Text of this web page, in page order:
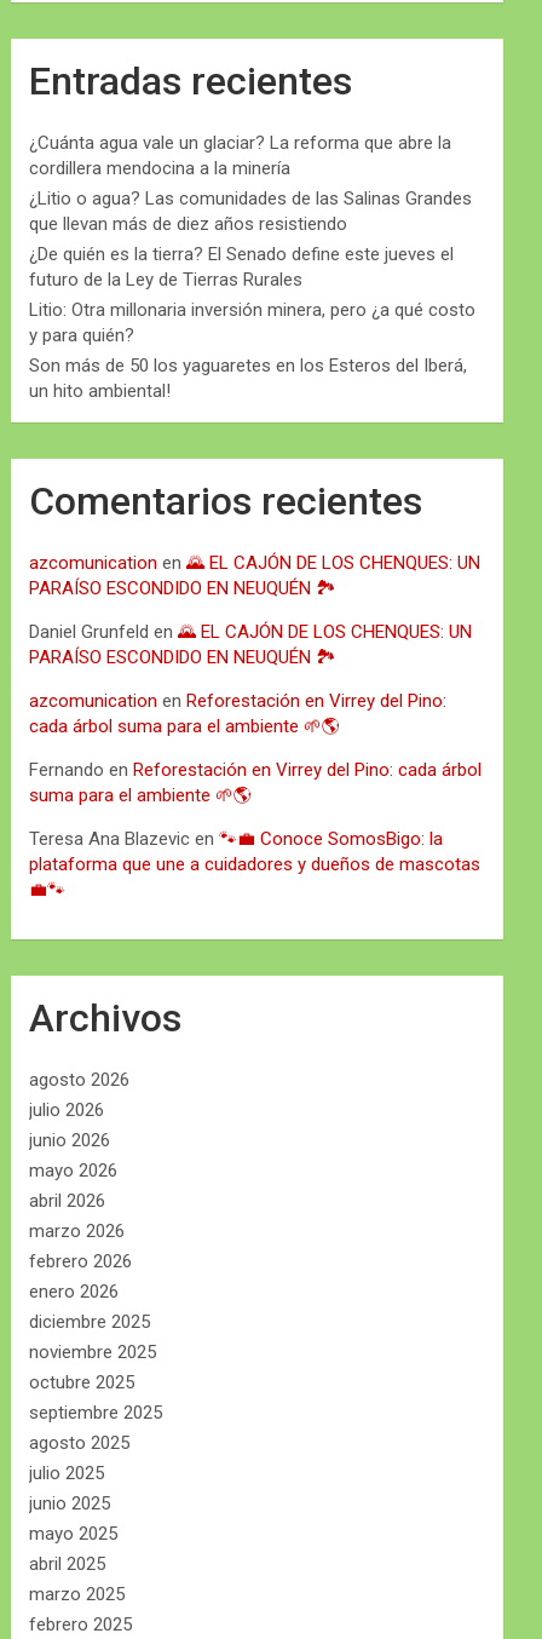
Entradas recientes
¿Cuánta agua vale un glaciar? La reforma que abre la
cordillera mendocina a la minería
¿Litio o agua? Las comunidades de las Salinas Grandes
que llevan más de diez años resistiendo
¿De quién es la tierra? El Senado define este jueves el
futuro de la Ley de Tierras Rurales
Litio: Otra millonaria inversión minera, pero ¿a qué costo
y para quién?
Son más de 50 los yaguaretes en los Esteros del Iberá,
un hito ambiental!
Comentarios recientes
azcomunication en🌄 EL CAJÓN DE LOS CHENQUES: UN
PARAÍSO ESCONDIDO EN NEUQUÉN 🏞️
Daniel Grunfeld en🌄 EL CAJÓN DE LOS CHENQUES: UN
PARAÍSO ESCONDIDO EN NEUQUÉN 🏞️
azcomunication en Reforestación en Virrey del Pino:
cada árbol suma para el ambiente 🌱🌎
Fernando en Reforestación en Virrey del Pino: cada árbol
suma para el ambiente 🌱🌎
Teresa Ana Blazevic en🐾💼 Conoce SomosBigo: la
plataforma que une a cuidadores y dueños de mascotas
💼🐾
Archivos
agosto 2026
julio 2026
junio 2026
mayo 2026
abril 2026
marzo 2026
febrero 2026
enero 2026
diciembre 2025
noviembre 2025
octubre 2025
septiembre 2025
agosto 2025
julio 2025
junio 2025
mayo 2025
abril 2025
marzo 2025
febrero 2025